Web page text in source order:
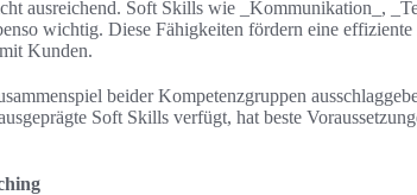
ausreichend. Soft Skills wie _Kommunikation_,
wichtig. Diese Fähigkeiten fördern eine
Kunden.
beider Kompetenzgruppen
Soft Skills verfügt, hat beste